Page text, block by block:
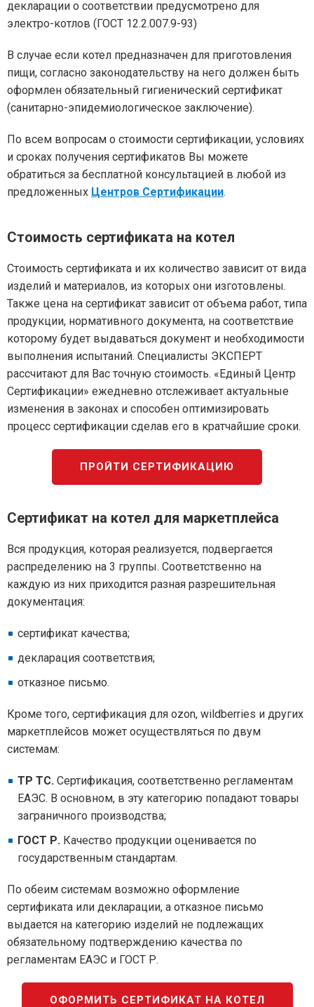
декларации о соответствии предусмотрено для
электро-котлов (ГОСТ 12.2.007.9-93)
В случае если котел предназначен для приготовления
пищи, согласно законодательству на него должен быть
оформлен обязательный гигиенический сертификат
(санитарно-эпидемиологическое заключение).
По всем вопросам о стоимости сертификации, условиях
и сроках получения сертификатов Вы можете
обратиться за бесплатной консультацией в любой из
предложенных Центров Сертификации.
Стоимость сертификата на котел
Стоимость сертификата и их количество зависит от вида
изделий и материалов, из которых они изготовлены.
Также цена на сертификат зависит от объема работ, типа
продукции, нормативного документа, на соответствие
которому будет выдаваться документ и необходимости
выполнения испытаний. Специалисты ЭКСПЕРТ
рассчитают для Вас точную стоимость. «Единый Центр
Сертификации» ежедневно отслеживает актуальные
изменения в законах и способен оптимизировать
процесс сертификации сделав его в кратчайшие сроки.
ПРОЙТИ СЕРТИФИКАЦИЮ
Сертификат на котел для маркетплейса
Вся продукция, которая реализуется, подвергается
распределению на 3 группы. Соответственно на
каждую из них приходится разная разрешительная
документация:
сертификат качества;
декларация соответствия;
отказное письмо.
Кроме того, сертификация для ozon, wildberries и других
маркетплейсов может осуществляться по двум
системам:
ТР ТС. Сертификация, соответственно регламентам
ЕАЭС. В основном, в эту категорию попадают товары
заграничного производства;
ГОСТ Р. Качество продукции оценивается по
государственным стандартам.
По обеим системам возможно оформление
сертификата или декларации, а отказное письмо
выдается на категорию изделий не подлежащих
обязательному подтверждению качества по
регламентам ЕАЭС и ГОСТ Р.
ОФОРМИТЬ СЕРТИФИКАТ НА КОТЕЛ